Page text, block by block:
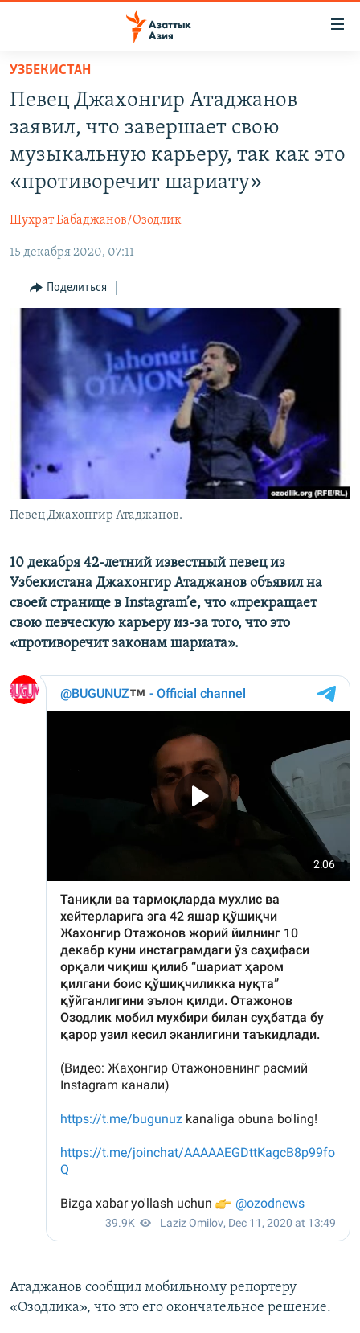
Вернуться
основному
содержанию
главной
Вернутся
НОВОСТИ
КЫРГЫЗЧА
ЎЗБЕКЧА
ТОҶИКӢ
TÜRKMENÇE
ПОДПИШИТЕСЬ НА НАС В СОЦСЕТЯХ
Все сайты РСЕ/РС
УЗБЕКИСТАН
Певец Джахонгир Атаджанов
заявил, что завершает свою
музыкальную карьеру, так как это
«противоречит шариату»
Шухрат Бабаджанов/Озодлик
15 декабря 2020, 07:11
Поделиться
Певец Джахонгир Атаджанов.
10 декабря 42-летний известный певециз
Узбекистана Джахонгир Атаджанов объявилна
своей странице в Instagram’е, что «прекращает
свою певческую карьеру из-за того, что это
«противоречитзаконам шариата».
Атаджанов сообщил мобильному репортеру
«Озодлика», что это его окончательное решение.